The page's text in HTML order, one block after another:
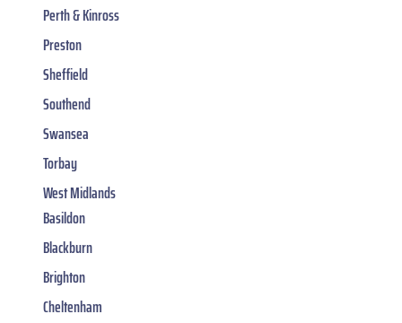
Perth & Kinross
Preston
Sheffield
Southend
Swansea
Torbay
West Midlands
Basildon
Blackburn
Brighton
Cheltenham